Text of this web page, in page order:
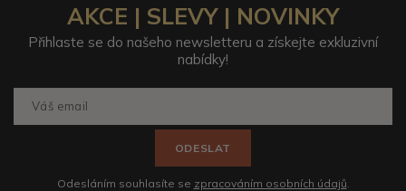
AKCE | SLEVY | NOVINKY
Přihlaste se do našeho newsletteru a získejte exkluzivní
nabídky!
ODESLAT
Odesláním souhlasíte se zpracováním osobních údajů